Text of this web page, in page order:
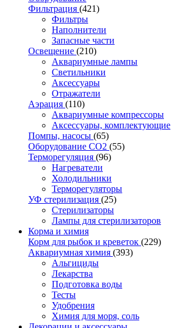
Фильтрация (421)
Фильтры
Наполнители
Запасные части
Освещение (210)
Аквариумные лампы
Светильники
Аксессуары
Отражатели
Аэрация (110)
Аквариумные компрессоры
Аксессуары, комплектующие
Помпы, насосы (65)
Оборудование CO2 (55)
Терморегуляция (96)
Нагреватели
Холодильники
Терморегуляторы
УФ стерилизация (25)
Стерилизаторы
Лампы для стерилизаторов
Корма и химия
Корм для рыбок и креветок (229)
Аквариумная химия (393)
Альгициды
Лекарства
Подготовка воды
Тесты
Удобрения
Химия для моря, соль